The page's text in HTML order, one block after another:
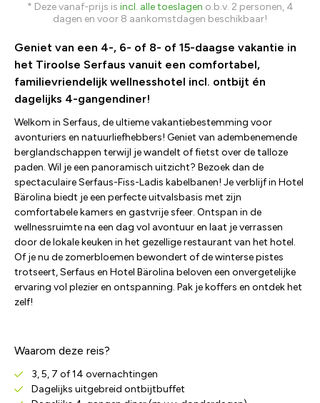
* Deze vanaf-prijs is incl. alle toeslagen o.b.v. 2 personen, 4
dagen en voor 8 aankomstdagen beschikbaar!
Geniet van een 4-, 6- of 8- of 15-daagse vakantie in
het Tiroolse Serfaus vanuit een comfortabel,
familievriendelijk wellnesshotel incl. ontbijt én
dagelijks 4-gangendiner!
Welkom in Serfaus, de ultieme vakantiebestemming voor
avonturiers en natuurliefhebbers! Geniet van adembenemende
berglandschappen terwijl je wandelt of fietst over de talloze
paden. Wil je een panoramisch uitzicht? Bezoek dan de
spectaculaire Serfaus-Fiss-Ladis kabelbanen! Je verblijf in Hotel
Bärolina biedt je een perfecte uitvalsbasis met zijn
comfortabele kamers en gastvrije sfeer. Ontspan in de
wellnessruimte na een dag vol avontuur en laat je verrassen
door de lokale keuken in het gezellige restaurant van het hotel.
Of je nu de zomerbloemen bewondert of de winterse pistes
trotseert, Serfaus en Hotel Bärolina beloven een onvergetelijke
ervaring vol plezier en ontspanning. Pak je koffers en ontdek het
zelf!
Waarom deze reis?
3, 5, 7 of 14 overnachtingen
Dagelijks uitgebreid ontbijtbuffet